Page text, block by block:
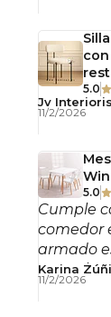
5.0
Jv
11/2/2026
5.0
Cumple
comedor
armado
Karina
11/2/2026